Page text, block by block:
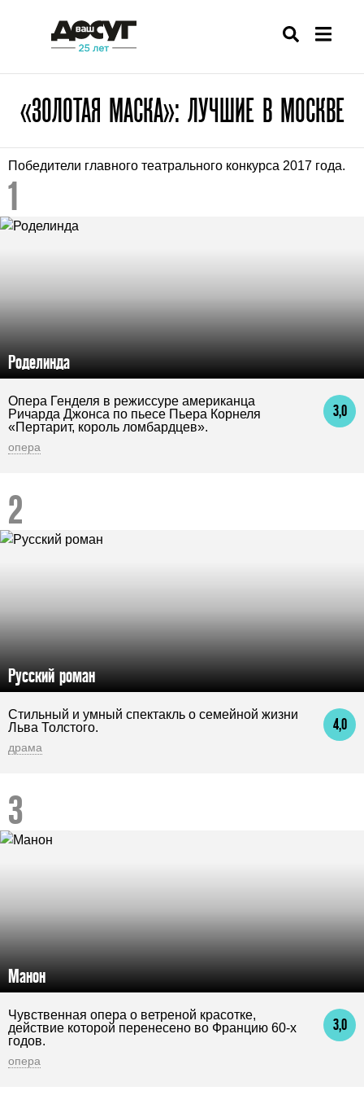
«ЗОЛОТАЯ МАСКА»: ЛУЧШИЕ В МОСКВЕ
Победители главного театрального конкурса 2017 года.
Роделинда
3,0
Опера Генделя в режиссуре американца
Ричарда Джонса по пьесе Пьера Корнеля
«Пертарит, король ломбардцев».
опера
Русский роман
4,0
Стильный и умный спектакль о семейной жизни
Льва Толстого.
драма
Манон
3,0
Чувственная опера о ветреной красотке,
действие которой перенесено во Францию 60-х
годов.
опера